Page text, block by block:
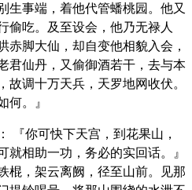
生事端，着他代管蟠桃园。他又
偷吃。及至设会，他乃无禄人
赤脚大仙，却自变他相貌入会，
君仙丹，又偷御酒若干，去与本
故调十万天兵，天罗地网收伏。
何。』
『你可快下天宫，到花果山，
就相助一功，务必的实回话。』
棍，架云离阙，径至山前。见那